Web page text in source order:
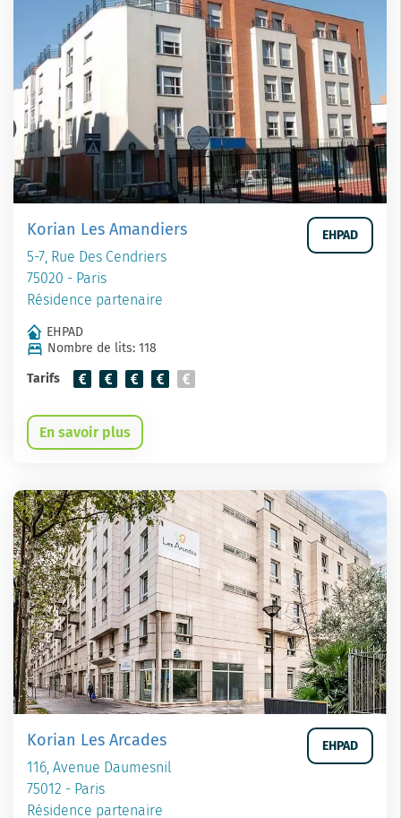
Korian Les Amandiers
5-7, Rue Des Cendriers
75020 - Paris
Résidence partenaire
EHPAD
EHPAD
Nombre de lits: 118
Tarifs
En savoir plus
Korian Les Arcades
116, Avenue Daumesnil
75012 - Paris
Résidence partenaire
EHPAD